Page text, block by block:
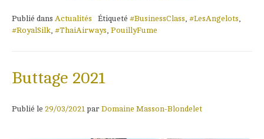
Publié dans Actualités Étiqueté #BusinessClass, #LesAngelots,
#RoyalSilk, #ThaiAirways, PouillyFume
Buttage 2021
Publié le 29/03/2021 par Domaine Masson-Blondelet